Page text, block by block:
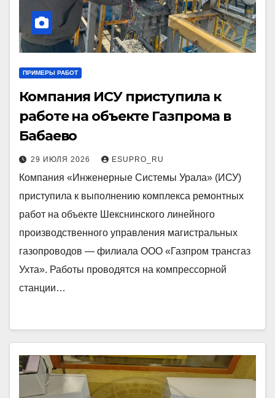
ПРИМЕРЫ РАБОТ
Компания ИСУ приступила к
работе на объекте Газпрома в
Бабаево
29 ИЮЛЯ 2026 ESUPRO_RU
Компания «Инженерные Системы Урала» (ИСУ)
приступила к выполнению комплекса ремонтных
работ на объекте Шекснинского линейного
производственного управления магистральных
газопроводов — филиала ООО «Газпром трансгаз
Ухта». Работы проводятся на компрессорной
станции…